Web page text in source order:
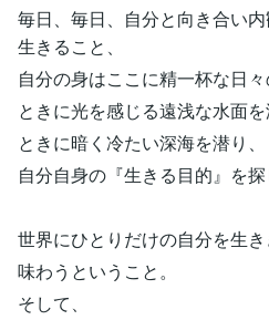
毎日、毎日、自分と向き合い
生きること、
自分の身はここに精一杯な日々
ときに光を感じる遠浅な水面を
ときに暗く冷たい深海を潜り、
自分自身の『生きる目的』を探
世界にひとりだけの自分を生き
味わうということ。
そして、